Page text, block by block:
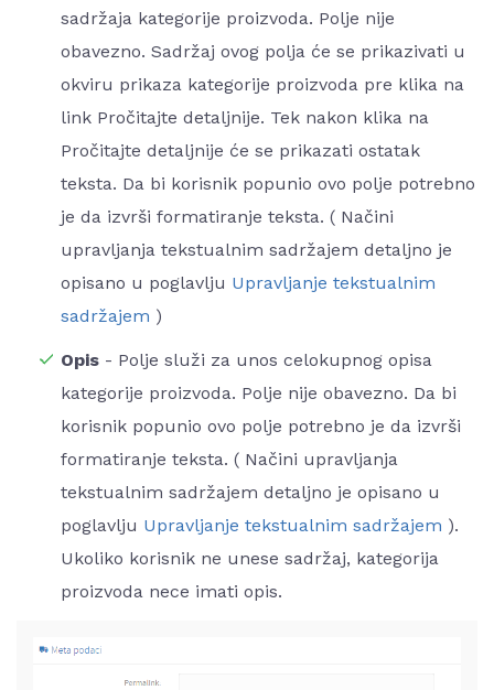
sadržaja kategorije proizvoda. Polje nije
obavezno. Sadržaj ovog polja će se prikazivati u
okviru prikaza kategorije proizvoda pre klika na
link Pročitajte detaljnije. Tek nakon klika na
Pročitajte detaljnije će se prikazati ostatak
teksta. Da bi korisnik popunio ovo polje potrebno
je da izvrši formatiranje teksta. ( Načini
upravljanja tekstualnim sadržajem detaljno je
opisano u poglavlju Upravljanje tekstualnim
sadržajem )
Opis - Polje služi za unos celokupnog opisa
kategorije proizvoda. Polje nije obavezno. Da bi
korisnik popunio ovo polje potrebno je da izvrši
formatiranje teksta. ( Načini upravljanja
tekstualnim sadržajem detaljno je opisano u
poglavlju Upravljanje tekstualnim sadržajem ).
Ukoliko korisnik ne unese sadržaj, kategorija
proizvoda nece imati opis.